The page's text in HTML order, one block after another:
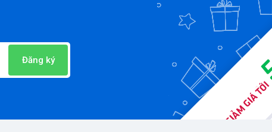
Đăng ký